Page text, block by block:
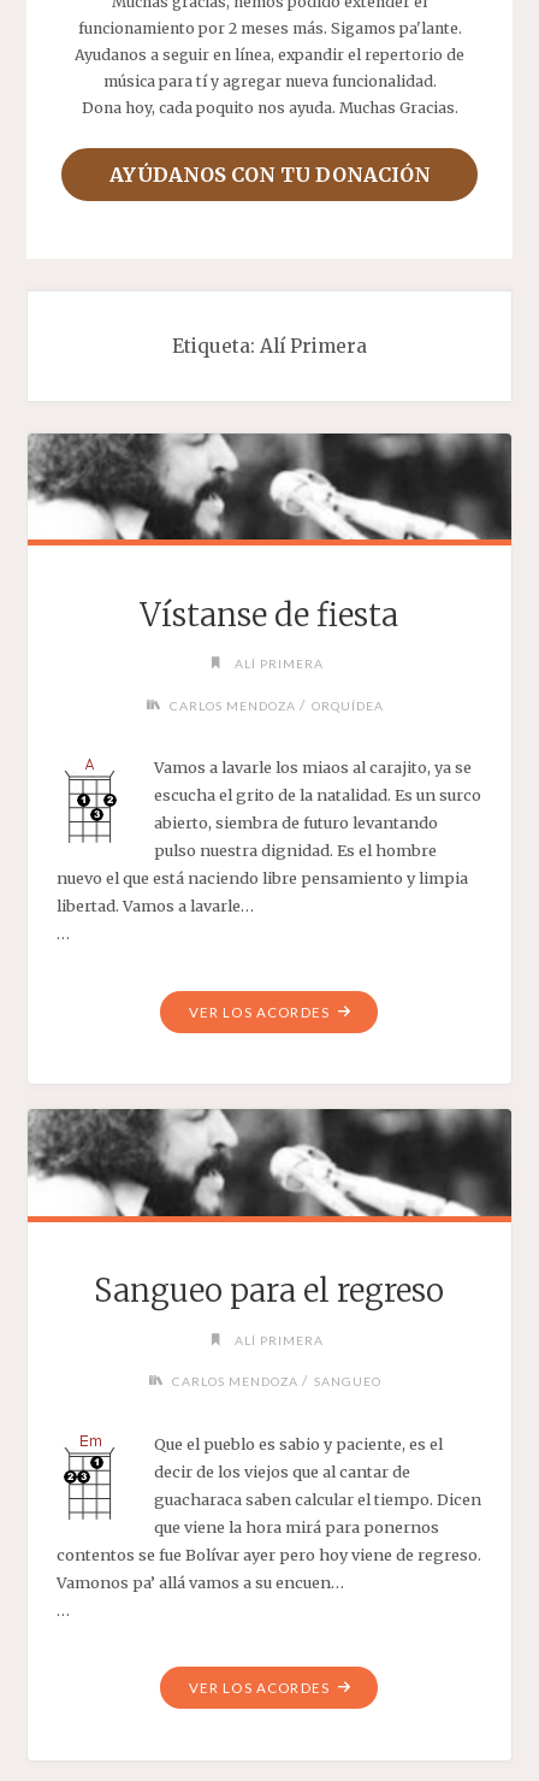
funcionamiento por 2 meses más. Sigamos pa'lante.
Ayudanos a seguir en línea, expandir el repertorio de
música para tí y agregar nueva funcionalidad.
Dona hoy, cada poquito nos ayuda. Muchas Gracias.
AYÚDANOS CON TU DONACIÓN
Etiqueta: Alí Primera
Vístanse de fiesta
ALÍ PRIMERA
CARLOS MENDOZA / ORQUÍDEA
Vamos a lavarle los miaos al carajito, ya se
escucha el grito de la natalidad. Es un surco
abierto, siembra de futuro levantando
pulso nuestra dignidad. Es el hombre
nuevo el que está naciendo libre pensamiento y limpia
libertad. Vamos a lavarle…
…
VER LOS ACORDES"VÍSTANSE
Sangueo para el regreso
ALÍ PRIMERA
CARLOS MENDOZA / SANGUEO
Que el pueblo es sabio y paciente, es el
decir de los viejos que al cantar de
guacharaca saben calcular el tiempo. Dicen
que viene la hora mirá para ponernos
contentos se fue Bolívar ayer pero hoy viene de regreso.
Vamonos pa’ allá vamos a su encuen…
…
VER LOS ACORDES"SANGUEO